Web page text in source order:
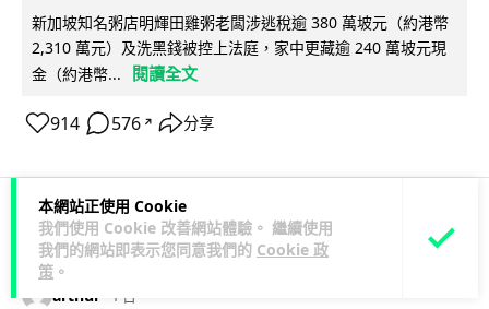
本網站正使用 Cookie
我們使用 Cookie 改善網站體驗。 繼續使用
我們的網站即表示您同意我們的 Cookie 政
策 。
新加坡知名粥店明輝田雞粥老闆涉逃稅逾 380 萬坡元（約港幣
2,310 萬元）及洗黑錢被控上法庭，家中更藏逾 240 萬坡元現
金（約港幣...
閱讀全文
914 576 ↗ 分享
人工智能
arthur 1 日